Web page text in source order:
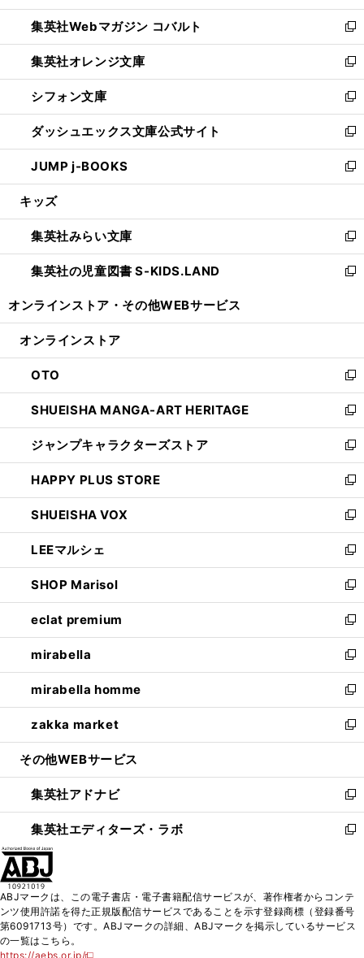
開
く
ウ
で
開
く
ン
ド
ウ
で
開
く
ウ
ィ
ン
ド
ウ
で
開
く
集英社Webマガジン コバルト
新
し
い
ウ
ィ
ン
ド
ウ
で
開
集英社オレンジ文庫
新
し
い
ウ
ィ
ン
ド
ウ
開
く
シフォン文庫
新
し
い
ウ
ィ
ン
ウ
で
開
く
ダッシュエックス文庫公式サイト
新
し
い
ウ
ン
ド
ウ
で
JUMP j-BOOKS
新
し
ウ
ィ
ン
ド
開
キッズ
集英社みらい文庫
新
し
い
ン
ウ
で
開
く
集英社の児童図書 S-KIDS.LAND
新
ウ
ン
ド
ウ
で
開
く
オンラインストア・ その他WEBサービス
オンラインストア
OTO
新
し
い
ウ
ィ
ン
ド
ウ
で
開
く
SHUEISHA MANGA-ART HERITAGE
新
し
い
ウ
ィ
ン
ド
ウ
で
開
く
ジャンプキャラクターズストア
新
し
い
ウ
ィ
ン
ド
ウ
で
開
く
HAPPY PLUS STORE
新
し
い
ウ
ィ
ン
ド
ウ
で
開
く
SHUEISHA VOX
新
し
い
ウ
ィ
ン
ド
ウ
で
開
く
LEEマルシェ
新
し
い
ウ
ィ
ン
ド
ウ
で
開
く
SHOP Marisol
新
し
い
ウ
ィ
ン
ド
ウ
で
開
eclat premium
新
し
い
ウ
ィ
ン
ド
ウ
開
く
mirabella
新
し
い
ウ
ィ
ン
ウ
で
開
く
mirabella homme
新
し
い
ウ
ン
ド
ウ
で
zakka market
新
し
ウ
ィ
ン
ド
く
その他WEBサービス
集英社アドナビ
新
し
い
ド
ウ
で
集英社エディターズ・ラボ
新
ィ
ン
ド
ABJマークは、この電子書店・電子書籍配信サービスが、著作権者からコンテ
ンツ使用許諾を得た正規版配信サービスであることを示す登録商標（登録番号
第6091713号）です。ABJマークの詳細、ABJマークを掲示しているサービス
の一覧はこちら。
https://aebs.or.jp/